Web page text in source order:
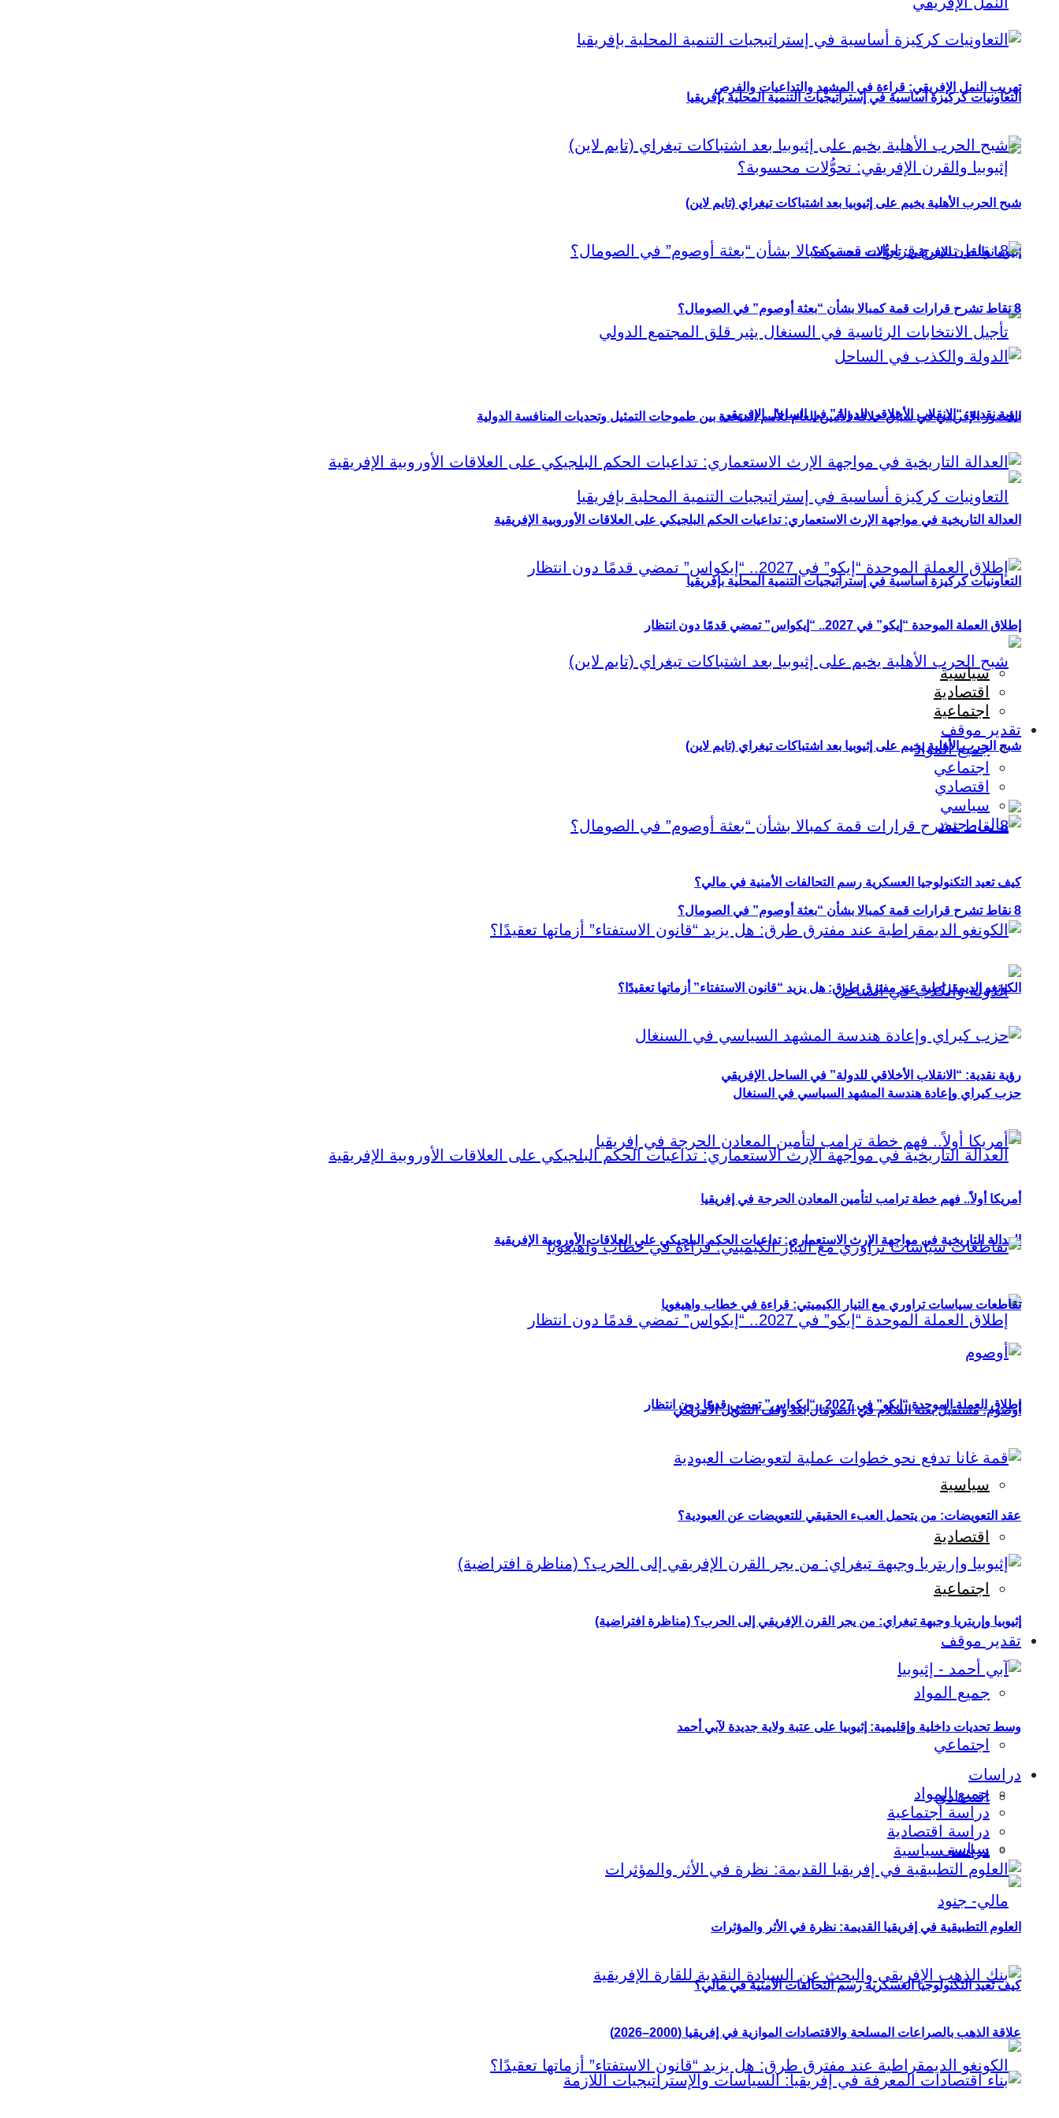
تهريب النمل الإفريقي: قراءة في المشهد والتداعيات والفرص
إثيوبيا والقرن الإفريقي: تحوُّلات محسوبة؟
الحضور الإفريقي في سباق خلافة الأمين العام للأمم المتحدة بين طموحات التمثيل وتحديات المنافسة الدولية
التعاونيات كركيزة أساسية في إستراتيجيات التنمية المحلية بإفريقيا
شبح الحرب الأهلية يخيم على إثيوبيا بعد اشتباكات تيغراي (تايم لاين)
8 نقاط تشرح قرارات قمة كمبالا بشأن “بعثة أوصوم” في الصومال؟
رؤية نقدية: “الانقلاب الأخلاقي للدولة” في الساحل الإفريقي
العدالة التاريخية في مواجهة الإرث الاستعماري: تداعيات الحكم البلجيكي على العلاقات الأوروبية الإفريقية
إطلاق العملة الموحدة “إيكو” في 2027.. “إيكواس” تمضي قدمًا دون انتظار
سياسية
اقتصادية
اجتماعية
تقدير موقف
جميع المواد
اجتماعي
اقتصادي
سياسي
كيف تعيد التكنولوجيا العسكرية رسم التحالفات الأمنية في مالي؟
التعاونيات كركيزة أساسية في إستراتيجيات التنمية المحلية بإفريقيا
شبح الحرب الأهلية يخيم على إثيوبيا بعد اشتباكات تيغراي (تايم لاين)
8 نقاط تشرح قرارات قمة كمبالا بشأن “بعثة أوصوم” في الصومال؟
رؤية نقدية: “الانقلاب الأخلاقي للدولة” في الساحل الإفريقي
العدالة التاريخية في مواجهة الإرث الاستعماري: تداعيات الحكم البلجيكي على العلاقات الأوروبية الإفريقية
إطلاق العملة الموحدة “إيكو” في 2027.. “إيكواس” تمضي قدمًا دون انتظار
سياسية
اقتصادية
اجتماعية
تقدير موقف
جميع المواد
اجتماعي
اقتصادي
سياسي
كيف تعيد التكنولوجيا العسكرية رسم التحالفات الأمنية في مالي؟
الكونغو الديمقراطية عند مفترق طرق: هل يزيد “قانون الاستفتاء” أزماتها تعقيدًا؟
حزب كيراي وإعادة هندسة المشهد السياسي في السنغال
أمريكا أولاً.. فهم خطة ترامب لتأمين المعادن الحرجة في إفريقيا
تقاطعات سياسات تراوري مع التيار الكيميتي: قراءة في خطاب واهيغويا
أوصوم: مستقبل بعثة السلام في الصومال بعد وقف التمويل الأمريكي
عقد التعويضات: من يتحمل العبء الحقيقي للتعويضات عن العبودية؟
إثيوبيا وإريتريا وجبهة تيغراي: من يجر القرن الإفريقي إلى الحرب؟ (مناظرة افتراضية)
وسط تحديات داخلية وإقليمية: إثيوبيا على عتبة ولاية جديدة لآبي أحمد
دراسات
جميع المواد
دراسة اجتماعية
دراسة اقتصادية
دراسة سياسية
العلوم التطبيقية في إفريقيا القديمة: نظرة في الأثر والمؤثرات
علاقة الذهب بالصراعات المسلحة والاقتصادات الموازية في إفريقيا (2000–2026)